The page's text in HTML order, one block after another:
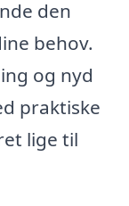
den
behov.
og nyd
praktiske
lige til